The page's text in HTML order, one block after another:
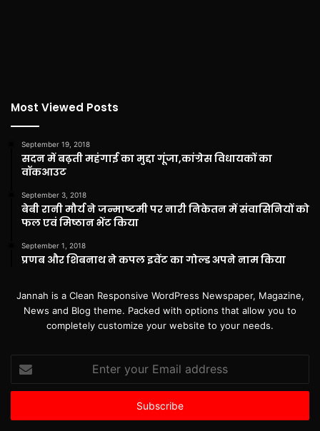
Most Viewed Posts
September 19, 2018
सदन में बढ़ती महंगाई का मुद्दा गूंजा,कांग्रेस विधायकों का
वॉकआउट
September 3, 2018
बेबी रानी मौर्य ने जन्माष्टमी पर नारी निकेतन में संवासिनियों को
फल एवं मिष्ठान भेंट किया
September 1, 2018
प्रणब और शिबनाथ ने कपल इवेंट का गोल्ड अपने नाम किया
Jannah is a Clean Responsive WordPress Newspaper, Magazine,
News and Blog theme. Packed with options that allow you to
completely customize your website to your needs.
your
Email